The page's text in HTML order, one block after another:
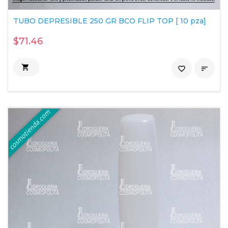
TUBO DEPRESIBLE 250 GR BCO FLIP TOP [ 10 pza]
$71.46
 
favorite_border